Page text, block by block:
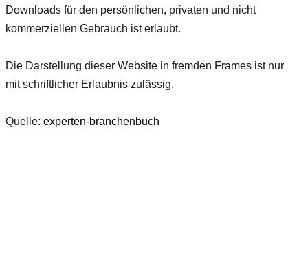
Downloads für den persönlichen, privaten und nicht
kommerziellen Gebrauch ist erlaubt.
Die Darstellung dieser Website in fremden Frames ist nur
mit schriftlicher Erlaubnis zulässig.
Quelle: experten-branchenbuch